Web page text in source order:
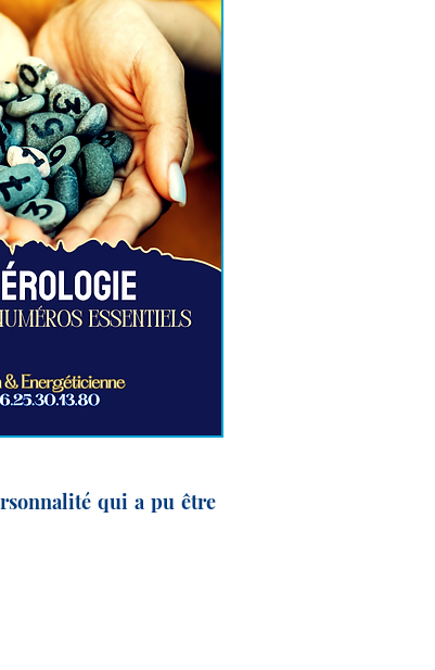
qui a pu être